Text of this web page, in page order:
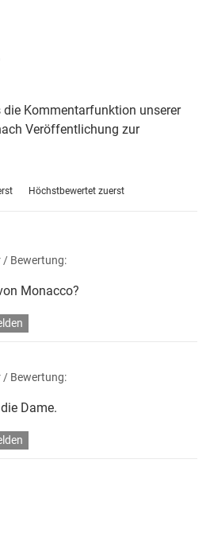
die Kommentarfunktion unserer
Veröffentlichung zur
Höchstbewertet zuerst
/ Bewertung:
Monacco?
/ Bewertung:
Dame.